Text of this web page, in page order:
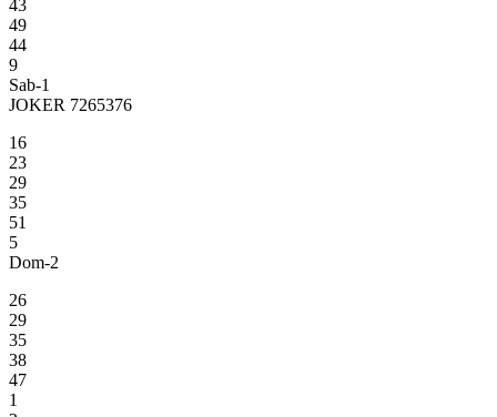
43
49
44
9
Sab-1
JOKER 7265376
16
23
29
35
51
5
Dom-2
26
29
35
38
47
1